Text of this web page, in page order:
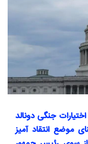
جنگی دونالد
موضع انتقاد آمیز